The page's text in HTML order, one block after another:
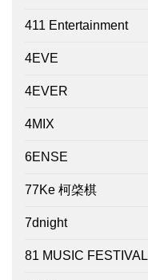
411 Entertainment
4EVE
4EVER
4MIX
6ENSE
77Ke 柯棨棋
7dnight
81 MUSIC FESTIVAL